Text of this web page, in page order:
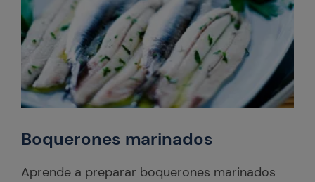
Boquerones marinados
Aprende a preparar boquerones marinados